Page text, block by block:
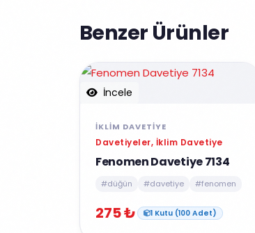
Benzer Ürünler
İncele
İKLIM DAVETIYE
Davetiyeler, İklim Davetiye
Fenomen Davetiye 7134
#düğün #davetiye #fenomen
275 ₺ 1 Kutu (100 Adet)